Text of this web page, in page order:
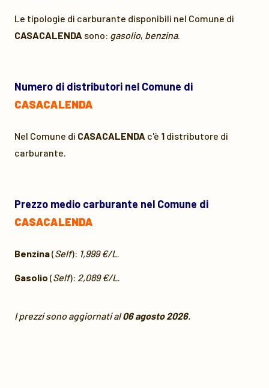
Le tipologie di carburante disponibili nel Comune di
CASACALENDA sono: gasolio, benzina.
Numero di distributori nel Comune di
CASACALENDA
Nel Comune di CASACALENDA c'è 1 distributore di
carburante.
Prezzo medio carburante nel Comune di
CASACALENDA
Benzina(Self): 1,999 €/L.
Gasolio (Self): 2,089 €/L.
I prezzi sono aggiornati al06 agosto 2026.